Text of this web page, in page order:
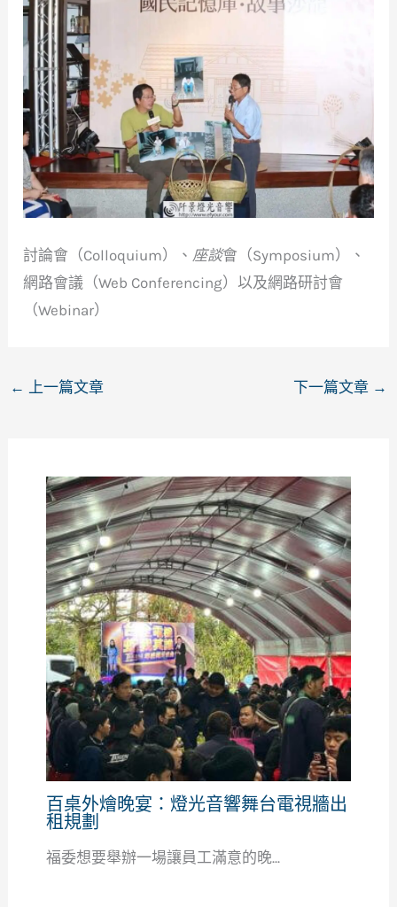
討論會（Colloquium）、 座談會（Symposium）、
網路會議（Web Conferencing）以及網路研討會
（Webinar）
← 上一篇文章 下一篇文章 →
百桌外燴晚宴：燈光音響舞台電視牆出
租規劃
福委想要舉辦一場讓員工滿意的晚...